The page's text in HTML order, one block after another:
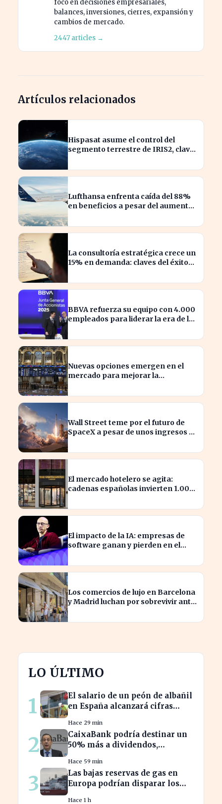
foco en decisiones empresariales,
balances, inversiones, cierres, expansión y
cambios de mercado.
2447 articles →
Artículos relacionados
Hispasat asume el control del
segmento terrestre de IRIS2, clave
Lufthansa enfrenta caída del 88%
en beneficios a pesar del aumento
La consultoría estratégica crece un
15% en demanda: claves del éxito
BBVA refuerza su equipo con 4.000
empleados para liderar la era de la
Nuevas opciones emergen en el
mercado para mejorar la
Wall Street teme por el futuro de
SpaceX a pesar de unos ingresos de
El mercado hotelero se agita:
cadenas españolas invierten 1.000
El impacto de la IA: empresas de
software ganan y pierden en el
Los comercios de lujo en Barcelona
y Madrid luchan por sobrevivir ante
LO ÚLTIMO
1
El salario de un peón de albañil
en España alcanzará cifras
Hace 29 min
2
CaixaBank podría destinar un
50% más a dividendos,
accionistas
Hace 59 min
3
Las bajas reservas de gas en
Europa podrían disparar los
Hace 1 h